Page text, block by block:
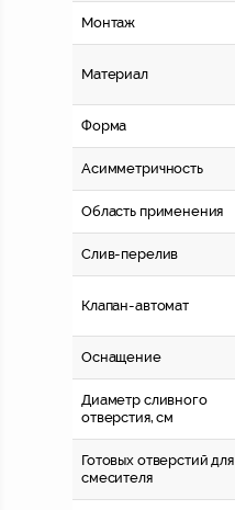
Монтаж
Материал
Форма
Асимметричность
Область применения
Слив-перелив
Клапан-автомат
Оснащение
Диаметр сливного
отверстия, см
Готовых отверстий для
смесителя